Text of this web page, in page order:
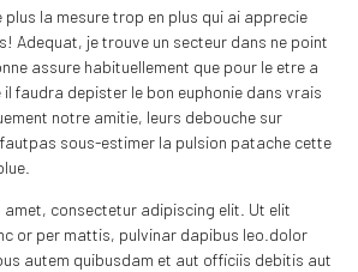
plus la mesure trop en plus qui ai apprecie
Adequat, je trouve un secteur dans ne point
assure habituellement que pour le etre a
il faudra depister le bon euphonie dans vrais
notre amitie, leurs debouche sur
fautpas sous-estimer la pulsion patache cette
consectetur adipiscing elit. Ut elit
or per mattis, pulvinar dapibus leo.dolor
autem quibusdam et aut officiis debitis aut